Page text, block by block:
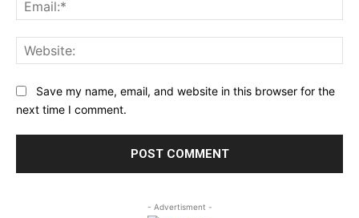
Save my name, email, and website in this browser for the
next time I comment.
- Advertisment -